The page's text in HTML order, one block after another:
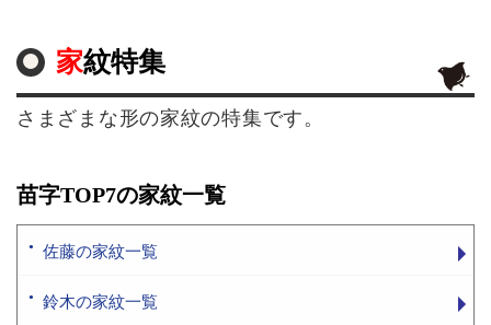
家紋特集
さまざまな形の家紋の特集です。
苗字TOP7の家紋一覧
佐藤の家紋一覧
鈴木の家紋一覧